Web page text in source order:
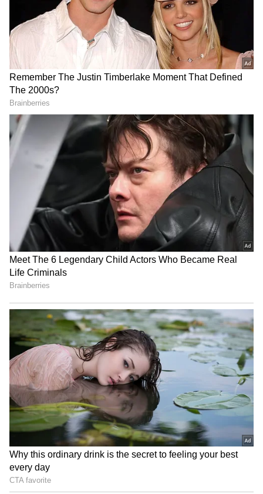
Image Credit :
వృషభ రాశి ఫలాలు
చిన్ననాటి మిత్రుల నుంచి అరుదైన ఆహ్వానాలు
అందుతాయి. ఆర్థిక పరిస్థితి మెరుగుపడి పాత అప్పులు
తీర్చగలుగుతారు. ఉద్యోగాలలో నూతన అవకాశాలు
లభిస్తాయి. చేపట్టిన వ్యవహారాలు అప్రయత్నంగా
పూర్తవుతాయి. వృత్తి, వ్యాపారాలు లాభసాటిగా సాగుతాయి.